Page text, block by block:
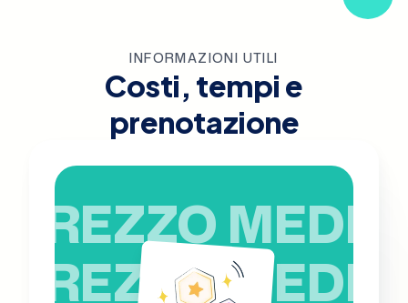
INFORMAZIONI UTILI
Costi, tempi e
prenotazione
PREZZO MEDIO
PREZZO MEDIO